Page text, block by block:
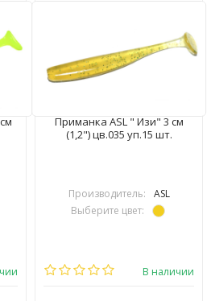
Приманка ASL " Изи" 3 см
(1,2") цв.035 уп.15 шт.
Производитель:
ASL
Выберите цвет:
В наличии